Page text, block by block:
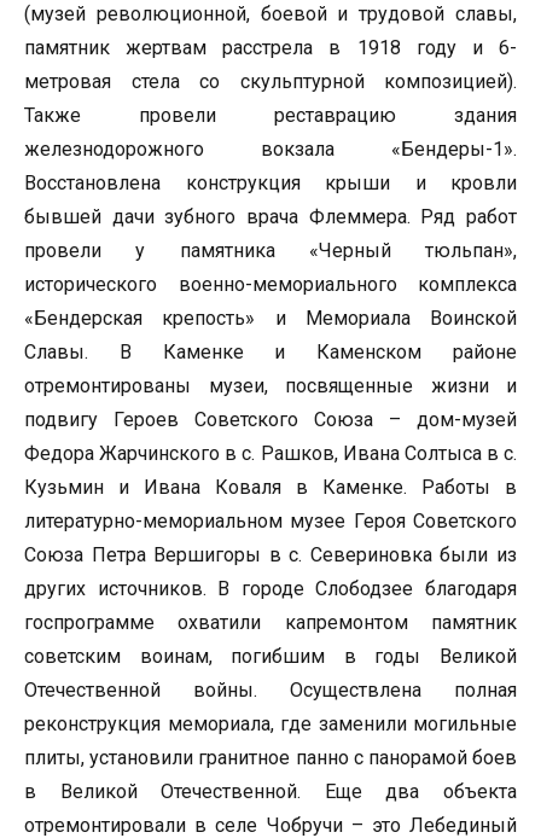
(музей революционной, боевой и трудовой славы,
памятник жертвам расстрела в 1918 году и 6-
метровая стела со скульптурной композицией).
Также провели реставрацию здания
железнодорожного вокзала «Бендеры-1».
Восстановлена конструкция крыши и кровли
бывшей дачи зубного врача Флеммера. Ряд работ
провели у памятника «Черный тюльпан»,
исторического военно-мемориального комплекса
«Бендерская крепость» и Мемориала Воинской
Славы. В Каменке и Каменском районе
отремонтированы музеи, посвященные жизни и
подвигу Героев Советского Союза – дом-музей
Федора Жарчинского в с. Рашков, Ивана Солтыса в с.
Кузьмин и Ивана Коваля в Каменке. Работы в
литературно-мемориальном музее Героя Советского
Союза Петра Вершигоры в с. Севериновка были из
других источников. В городе Слободзее благодаря
госпрограмме охватили капремонтом памятник
советским воинам, погибшим в годы Великой
Отечественной войны. Осуществлена полная
реконструкция мемориала, где заменили могильные
плиты, установили гранитное панно с панорамой боев
в Великой Отечественной. Еще два объекта
отремонтировали в селе Чобручи – это Лебединый